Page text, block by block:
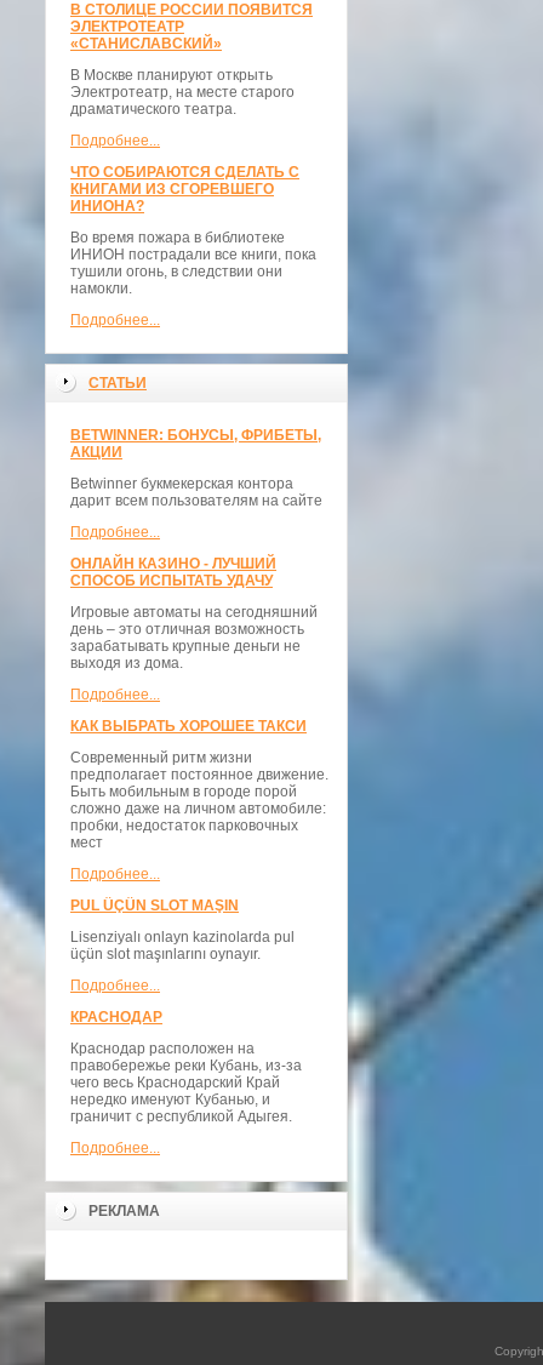
В СТОЛИЦЕ РОССИИ ПОЯВИТСЯ
ЭЛЕКТРОТЕАТР
«СТАНИСЛАВСКИЙ»
В Москве планируют открыть
Электротеатр, на месте старого
драматического театра.
Подробнее...
ЧТО СОБИРАЮТСЯ СДЕЛАТЬ С
КНИГАМИ ИЗ СГОРЕВШЕГО
ИНИОНА?
Во время пожара в библиотеке
ИНИОН пострадали все книги, пока
тушили огонь, в следствии они
намокли.
Подробнее...
СТАТЬИ
BETWINNER: БОНУСЫ, ФРИБЕТЫ,
АКЦИИ
Betwinner букмекерская контора
дарит всем пользователям на сайте
Подробнее...
ОНЛАЙН КАЗИНО - ЛУЧШИЙ
СПОСОБ ИСПЫТАТЬ УДАЧУ
Игровые автоматы на сегодняшний
день – это отличная возможность
зарабатывать крупные деньги не
выходя из дома.
Подробнее...
КАК ВЫБРАТЬ ХОРОШЕЕ ТАКСИ
Современный ритм жизни
предполагает постоянное движение.
Быть мобильным в городе порой
сложно даже на личном автомобиле:
пробки, недостаток парковочных
мест
Подробнее...
PUL ÜÇÜN SLOT MAŞIN
Lisenziyalı onlayn kazinolarda pul
üçün slot maşınlarını oynayır.
Подробнее...
КРАСНОДАР
Краснодар расположен на
правобережье реки Кубань, из-за
чего весь Краснодарский Край
нередко именуют Кубанью, и
граничит с республикой Адыгея.
Подробнее...
РЕКЛАМА